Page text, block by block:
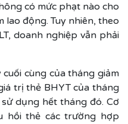
có mức phạt nào cho
lao động. Tuy nhiên, theo
doanh nghiệp vẫn phải
cùng của tháng giảm
trị thẻ BHYT của tháng
dụng hết tháng đó. Cơ
hồi thẻ các trường hợp